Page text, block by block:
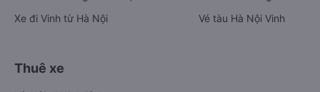
Xe đi Vinh từ Hà Nội
Vé tàu Hà Nội Vinh
Thuê xe